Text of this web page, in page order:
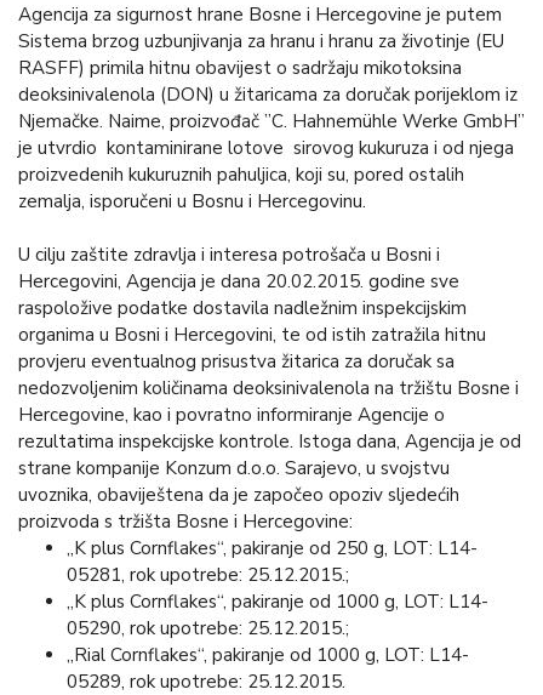
Agencija za sigurnost hrane Bosne i Hercegovine je putem
Sistema brzog uzbunjivanja za hranu i hranu za životinje (EU
RASFF) primila hitnu obavijest o sadržaju mikotoksina
deoksinivalenola (DON) u žitaricama za doručak porijeklom iz
Njemačke. Naime, proizvođač ”C. Hahnemühle Werke GmbH”
je utvrdio kontaminirane lotove sirovog kukuruza i od njega
proizvedenih kukuruznih pahuljica, koji su, pored ostalih
zemalja, isporučeni u Bosnu i Hercegovinu.
U cilju zaštite zdravlja i interesa potrošača u Bosni i
Hercegovini, Agencija je dana 20.02.2015. godine sve
raspoložive podatke dostavila nadležnim inspekcijskim
organima u Bosni i Hercegovini, te od istih zatražila hitnu
provjeru eventualnog prisustva žitarica za doručak sa
nedozvoljenim količinama deoksinivalenola na tržištu Bosne i
Hercegovine, kao i povratno informiranje Agencije o
rezultatima inspekcijske kontrole. Istoga dana, Agencija je od
strane kompanije Konzum d.o.o. Sarajevo, u svojstvu
uvoznika, obaviještena da je započeo opoziv sljedećih
proizvoda s tržišta Bosne i Hercegovine:
„K plus Cornflakes“, pakiranje od 250 g, LOT: L14-
05281, rok upotrebe: 25.12.2015.;
„K plus Cornflakes“, pakiranje od 1000 g, LOT: L14-
05290, rok upotrebe: 25.12.2015.;
„Rial Cornflakes“, pakiranje od 1000 g, LOT: L14-
05289, rok upotrebe: 25.12.2015.